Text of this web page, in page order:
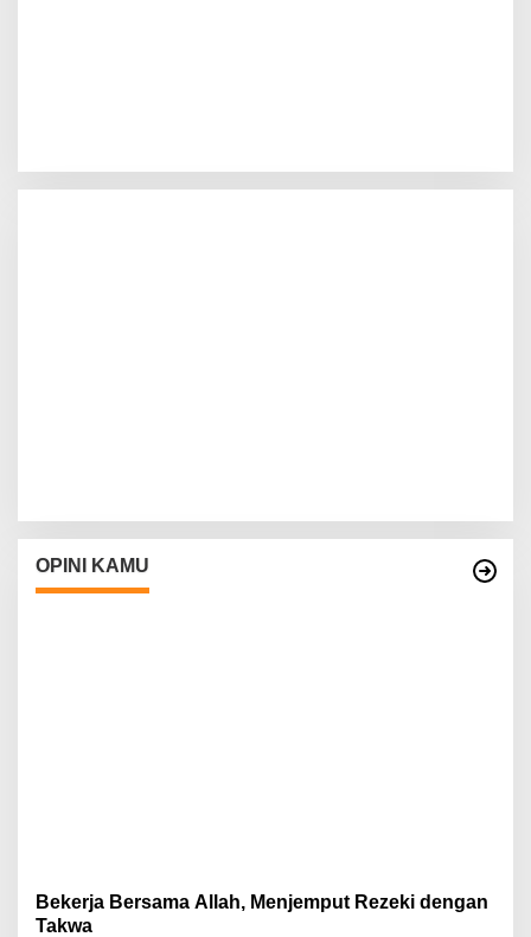
OPINI KAMU
Bekerja Bersama Allah, Menjemput Rezeki dengan
Takwa